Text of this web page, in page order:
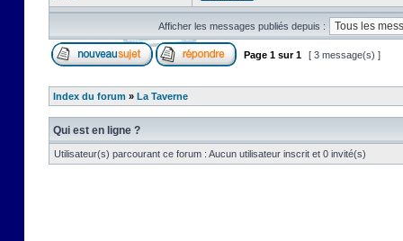
Afficher les messages publiés depuis :
Page 1 sur1 [ 3 message(s) ]
Index du forum » La Taverne
Qui est en ligne ?
Utilisateur(s) parcourant ce forum : Aucun utilisateur inscrit et 0 invité(s)